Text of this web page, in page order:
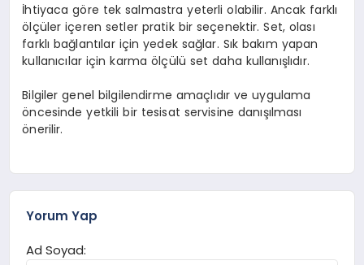
İhtiyaca göre tek salmastra yeterli olabilir. Ancak farklı
ölçüler içeren setler pratik bir seçenektir. Set, olası
farklı bağlantılar için yedek sağlar. Sık bakım yapan
kullanıcılar için karma ölçülü set daha kullanışlıdır.
Bilgiler genel bilgilendirme amaçlıdır ve uygulama
öncesinde yetkili bir tesisat servisine danışılması
önerilir.
Yorum Yap
Ad Soyad: